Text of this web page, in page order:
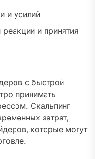
и усилий
и принятия
с быстрой
принимать
Скальпинг
затрат‚
которые могут